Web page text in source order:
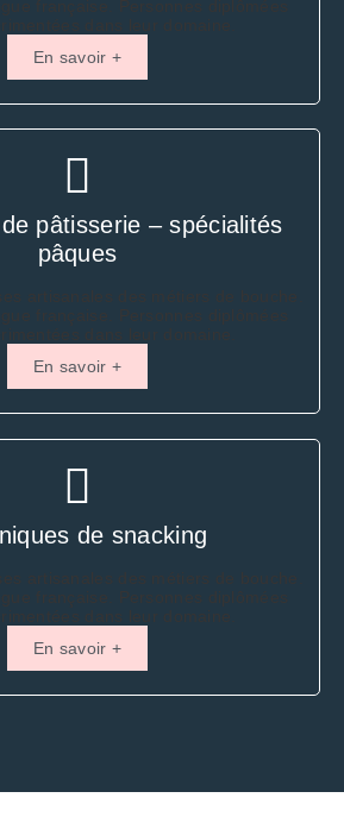
En savoir +
pâtisserie – spécialités
pâques
En savoir +
de snacking
En savoir +